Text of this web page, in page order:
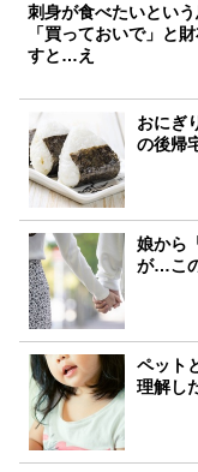
刺身が食べたいとい
「買っておいで」と
すと…え
おにぎ
の後帰
娘から
が…こ
ペット
理解し